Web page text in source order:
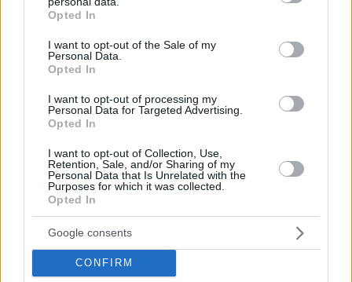
grant or deny consent to Google and its third-party tags to
use your data for below specified purposes in below Google
consent section.
Opted In
I want to opt-out of the Sale of my
Personal Data.
Opted In
I want to opt-out of processing my
Personal Data for Targeted Advertising.
Opted In
I want to opt-out of Collection, Use,
Retention, Sale, and/or Sharing of my
Personal Data that Is Unrelated with the
Purposes for which it was collected.
Opted In
Google consents
CONFIRM
«Πόσα θέλεις για το κορίτσι;»: Τουρίστας στην
Κρήτη ζητά... τιμή για να ασελγήσει σε ανήλικη, τι
καταγγέλλει ο ιδιοκτήτης επιχείρησης